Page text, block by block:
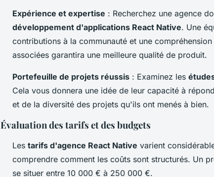
Expérience et expertise : Recherchez une agence
développement d'applications React Native. Une
contributions à la communauté et une
associées garantira une meilleure qualité de produit.
Portefeuille de projets réussis : Examinez les
Cela vous donnera une idée de leur capacité à
et de la diversité des projets qu'ils ont menés à bien.
Évaluation des tarifs et des budgets
Les tarifs d'agence React Native varient
comprendre comment les coûts sont structurés. Un
se situer entre 10 000 € à 250 000 €.